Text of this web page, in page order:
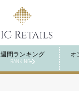
週間ランキング
RANKING
オ